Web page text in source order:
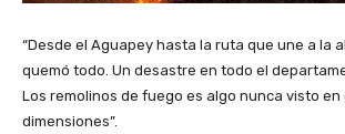
“Desde el Aguapey hasta la ruta que une a la
quemó todo. Un desastre en todo el
Los remolinos de fuego es algo nunca visto en
dimensiones”.